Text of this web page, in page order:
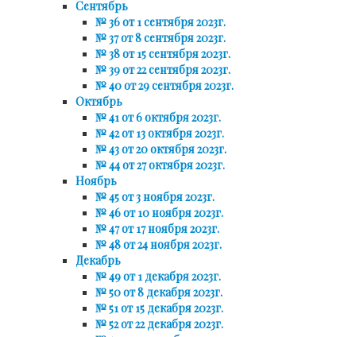
Сентябрь
№ 36 от 1 сентября 2023г.
№ 37 от 8 сентября 2023г.
№ 38 от 15 сентября 2023г.
№ 39 от 22 сентября 2023г.
№ 40 от 29 сентября 2023г.
Октябрь
№ 41 от 6 октября 2023г.
№ 42 от 13 октября 2023г.
№ 43 от 20 октября 2023г.
№ 44 от 27 октября 2023г.
Ноябрь
№ 45 от 3 ноября 2023г.
№ 46 от 10 ноября 2023г.
№ 47 от 17 ноября 2023г.
№ 48 от 24 ноября 2023г.
Декабрь
№ 49 от 1 декабря 2023г.
№ 50 от 8 декабря 2023г.
№ 51 от 15 декабря 2023г.
№ 52 от 22 декабря 2023г.